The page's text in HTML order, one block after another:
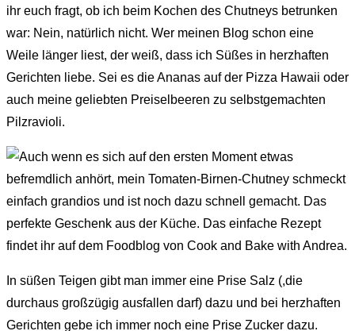
ihr euch fragt, ob ich beim Kochen des Chutneys betrunken
war: Nein, natürlich nicht. Wer meinen Blog schon eine
Weile länger liest, der weiß, dass ich Süßes in herzhaften
Gerichten liebe. Sei es die Ananas auf der Pizza Hawaii oder
auch meine geliebten Preiselbeeren zu selbstgemachten
Pilzravioli.
In süßen Teigen gibt man immer eine Prise Salz (,die
durchaus großzügig ausfallen darf) dazu und bei herzhaften
Gerichten gebe ich immer noch eine Prise Zucker dazu.